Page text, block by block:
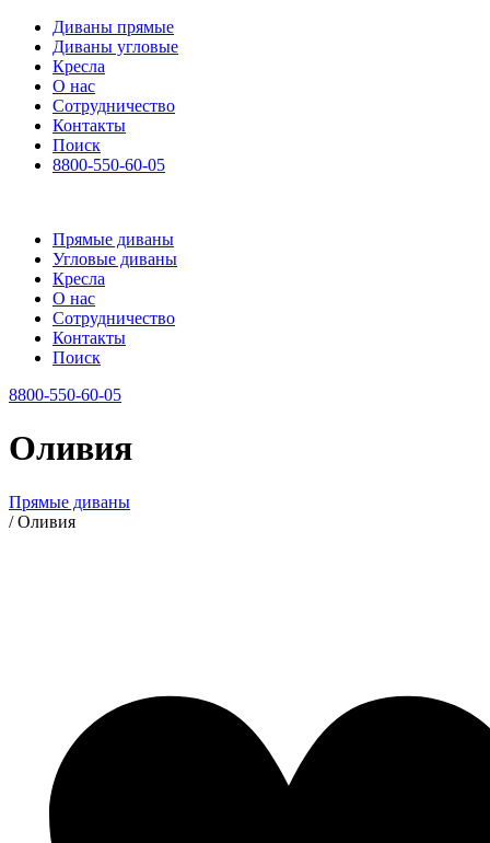
Диваны прямые
Диваны угловые
Кресла
О нас
Сотрудничество
Контакты
Поиск
8800-550-60-05
Прямые диваны
Угловые диваны
Кресла
О нас
Сотрудничество
Контакты
Поиск
8800-550-60-05
Оливия
Прямые диваны
/Оливия